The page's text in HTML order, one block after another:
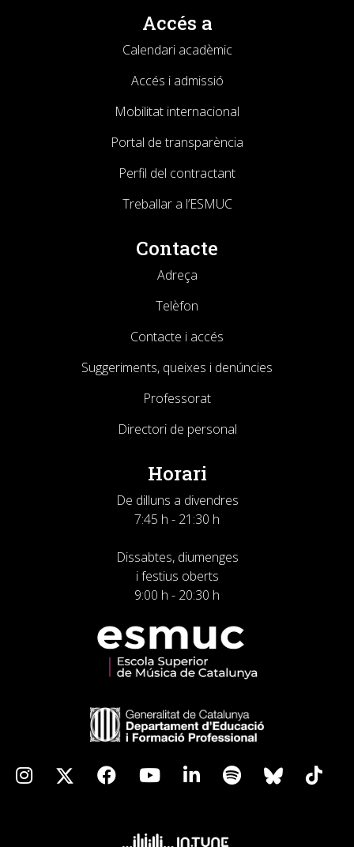
Accés a
Calendari acadèmic
Accés i admissió
Mobilitat internacional
Portal de transparència
Perfil del contractant
Treballar a l’ESMUC
Contacte
Adreça
Telèfon
Contacte i accés
Suggeriments, queixes i denúncies
Professorat
Directori de personal
Horari
De dilluns a divendres
7:45 h - 21:30 h
Dissabtes, diumenges
i festius oberts
9:00 h - 20:30 h